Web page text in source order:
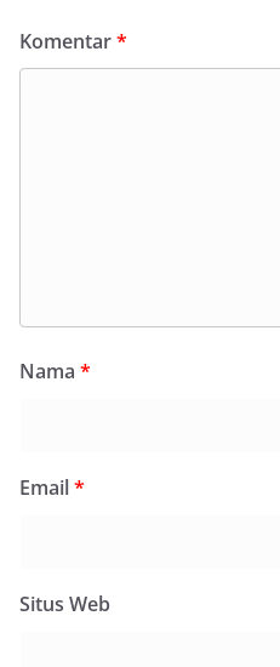
Komentar*
Nama *
Email*
Situs Web